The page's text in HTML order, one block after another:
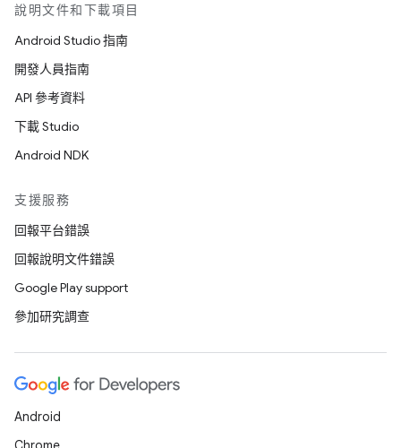
說明文件和下載項目
Android Studio 指南
開發人員指南
API 參考資料
下載 Studio
Android NDK
支援服務
回報平台錯誤
回報說明文件錯誤
Google Play support
參加研究調查
Android